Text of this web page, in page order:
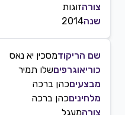
צורהזוגות
שנה2014
שם הריקודמסכין יא נאס
כוריאוגרפיםשלו תמיר
מבצעיםכהן ברכה
מלחיניםכהן ברכה
צורהמעגל